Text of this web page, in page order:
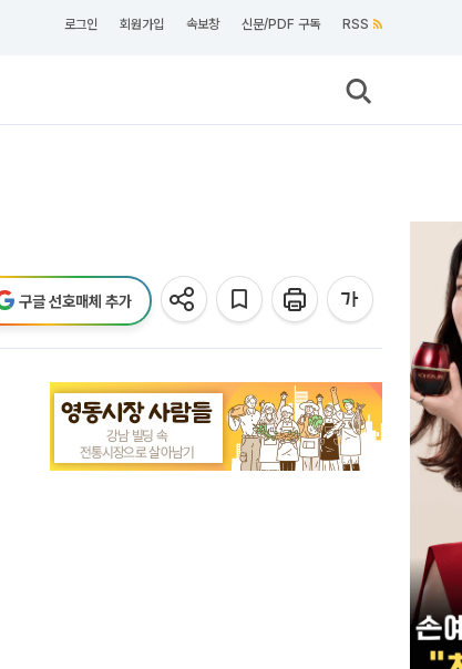
로그인 회원가입 속보창 신문/PDF 구독 RSS
구글 선호매체 추가